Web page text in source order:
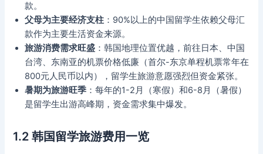
款。
父母为主要经济支柱 ：90%以上的中国留学生依赖父母汇
款作为主要生活资金来源。
旅游消费需求旺盛 ：韩国地理位置优越，前往日本、中国
台湾、东南亚的机票价格低廉（首尔-东京单程机票常年在
800元人民币以内），留学生旅游意愿强烈但资金紧张。
暑期为旅游旺季 ：每年的1-2月（寒假）和6-8月（暑假）
是留学生出游高峰期，资金需求集中爆发。
1.2 韩国留学旅游费用一览